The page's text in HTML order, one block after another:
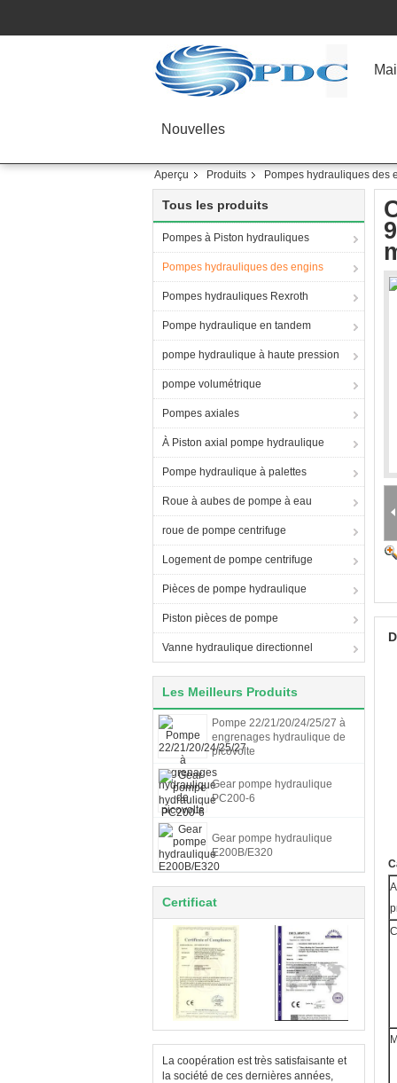
Nouvelles
Aperçu Produits Pompes hydrauliques des
Tous les produits
Pompes à Piston hydrauliques
Pompes hydrauliques des engins
Pompes hydrauliques Rexroth
Pompe hydraulique en tandem
pompe hydraulique à haute pression
pompe volumétrique
Pompes axiales
À Piston axial pompe hydraulique
Pompe hydraulique à palettes
Roue à aubes de pompe à eau
roue de pompe centrifuge
Logement de pompe centrifuge
Pièces de pompe hydraulique
Piston pièces de pompe
Vanne hydraulique directionnel
Les Meilleurs Produits
Pompe 22/21/20/24/25/27 à
engrenages hydraulique de
picovolte
Gear pompe hydraulique
PC200-6
Gear pompe hydraulique
E200B/E320
Certificat
La coopération est très satisfaisante et
la société de ces dernières années,